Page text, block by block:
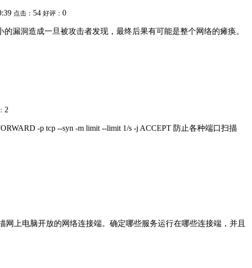
点击： 54 好评： 0
漏洞造成一旦被攻击者发现，最终后果有可能是整个网络的瘫痪。
2
-p tcp --syn -m limit --limit 1/s -j ACCEPT 防止各种端口扫描
网上电脑开放的网络连接端。确定哪些服务运行在哪些连接端，并且